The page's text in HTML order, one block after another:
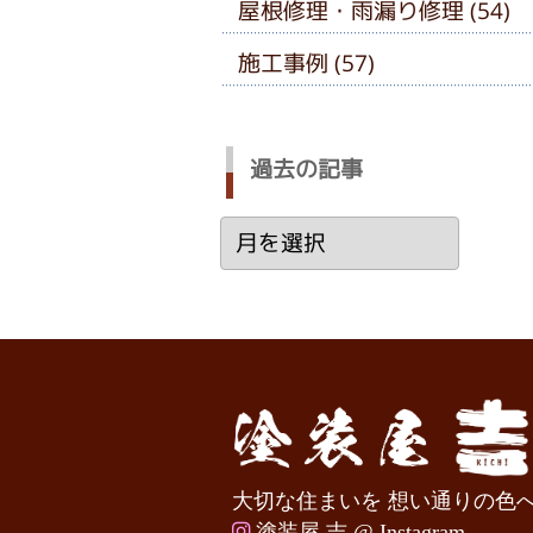
屋根修理・雨漏り修理 (54)
施工事例 (57)
過去の記事
過
去
記
大切な住まいを 想い通りの色